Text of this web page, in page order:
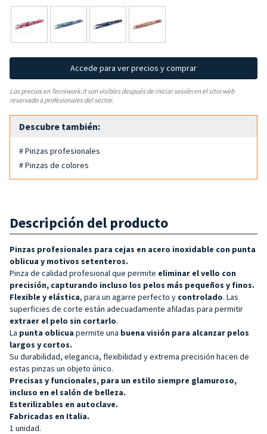
Accede para ver precios y comprar
Los precios en Tecniwork.it son visibles después de iniciar sesión en el sitio web
reservado a profesionales del sector.
Descubre también:
# Pinzas profesionales
# Pinzas de colores
Descripción del producto
Pinzas profesionales para cejas en acero inoxidable con punta
oblicua y motivos setenteros.
Pinza de calidad profesional que permite eliminar el vello con
precisión, capturando incluso los pelos más pequeños y finos.
Flexible y elástica, para un agarre perfecto y controlado. Las
superficies de corte están adecuadamente afiladas para permitir
extraer el pelo sin cortarlo.
La punta oblicua permite una buena visión para alcanzar pelos
largos y cortos.
Su durabilidad, elegancia, flexibilidad y extrema precisión hacen de
estas pinzas un objeto único.
Precisas y funcionales, para un estilo siempre glamuroso,
incluso en el salón de belleza.
Esterilizables en autoclave.
Fabricadas en Italia.
1 unidad.